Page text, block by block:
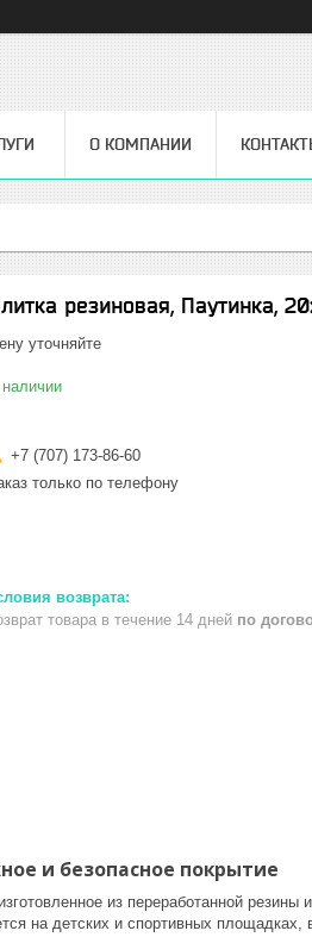
О КОМПАНИИ
резиновая, Паутинка,
уточняйте
+7 (707) 173-86-60
только по телефону
товара в течение 14 дней по
и безопасное покрытие
из переработанной
на детских и спортивных